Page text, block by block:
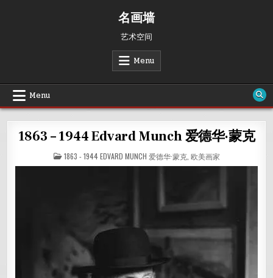
名画墙
艺术空间
Menu
Menu
1863 – 1944 Edvard Munch 爱德华·蒙克
POSTED
IN
1863 - 1944 EDVARD MUNCH 爱德华·蒙克, 欧美画家